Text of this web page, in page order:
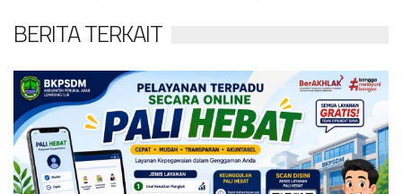
BERITA TERKAIT